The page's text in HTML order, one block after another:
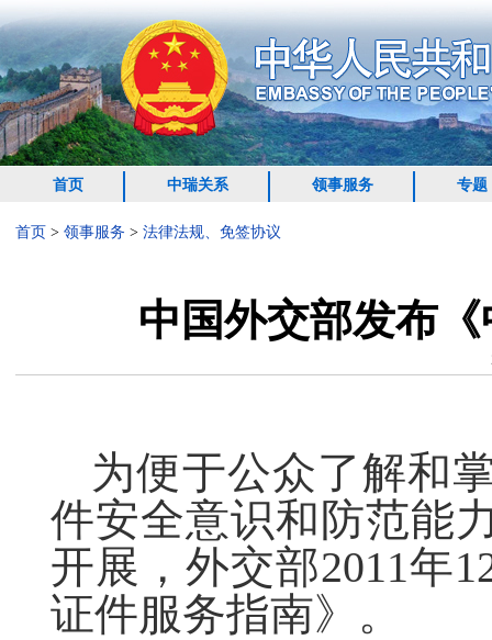
首页 中瑞关系 领事服务 专题
首页 > 领事服务 > 法律法规、免签协议
中国外交部发布
为便于公众了解和
件安全意识和防范能
开展，外交部2011年
证件服务指南》。